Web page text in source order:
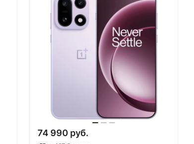
Товар под заказ
74 990 руб.